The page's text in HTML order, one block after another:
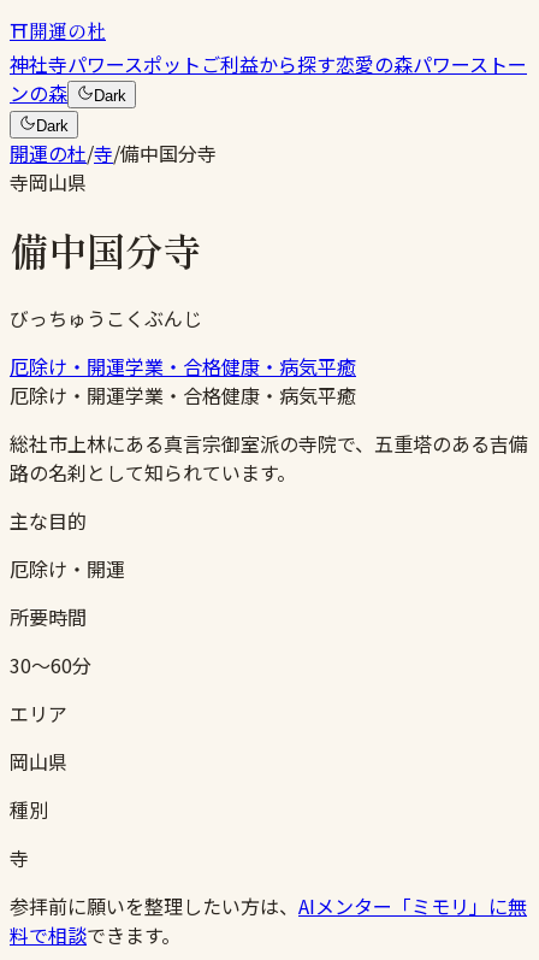
⛩開運の杜
神社寺パワースポットご利益から探す恋愛の森パワーストー
ンの森
Dark
Dark
開運の杜/寺/備中国分寺
寺岡山県
備中国分寺
びっちゅうこくぶんじ
厄除け・開運学業・合格健康・病気平癒
厄除け・開運学業・合格健康・病気平癒
総社市上林にある真言宗御室派の寺院で、五重塔のある吉備
路の名刹として知られています。
主な目的
厄除け・開運
所要時間
30〜60分
エリア
岡山県
種別
寺
参拝前に願いを整理したい方は、 AIメンター「ミモリ」に無
料で相談できます。